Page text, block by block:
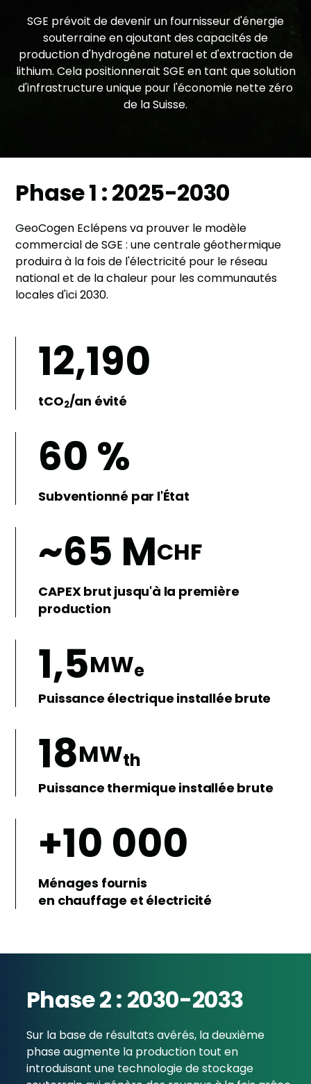
SGE prévoit de devenir un fournisseur d'énergie
souterraine en ajoutant des capacités de
production d'hydrogène naturel et d'extraction de
lithium. Cela positionnerait SGE en tant que solution
d'infrastructure unique pour l'économie nette zéro
de la Suisse.
Phase 1 : 2025-2030
GeoCogen Eclépens va prouver le modèle
commercial de SGE : une centrale géothermique
produira à la fois de l'électricité pour le réseau
national et de la chaleur pour les communautés
locales d'ici 2030.
12,190
tCO2/an évité
60 %
Subventionné par l'État
~65 MCHF
CAPEX brut jusqu'à la première
production
1,5MWe
Puissance électrique installée brute
18MWth
Puissance thermique installée brute
+10 000
Ménages fournis
en chauffage et électricité
Phase 2 : 2030-2033
Sur la base de résultats avérés, la deuxième
phase augmente la production tout en
introduisant une technologie de stockage